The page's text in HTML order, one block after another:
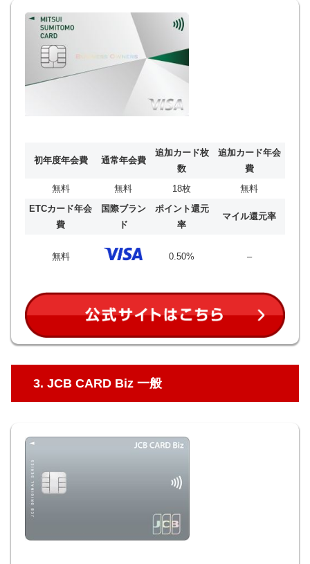
初年度年会費 通常年会費
追加カード枚
数
追加カード年会
費
無料
無料 18枚
無料
ETCカード年会
費
国際ブラン
ド
ポイント還元
率
マイル還元率
無料 0.50% –
3. JCB CARD Biz 一般